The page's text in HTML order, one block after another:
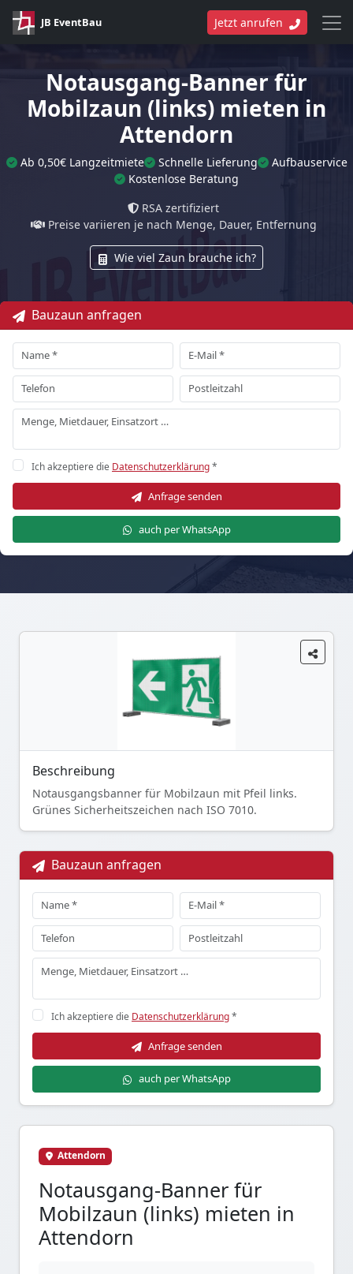
JB EventBau Jetzt anrufen
Notausgang-Banner für
Mobilzaun (links) mieten in
Attendorn
Ab 0,50€ Langzeitmiete Schnelle Lieferung
Aufbauservice
Kostenlose Beratung
RSA zertifiziert
Preise variieren je nach Menge, Dauer, Entfernung
Wie viel Zaun brauche ich?
Bauzaun anfragen
Ich akzeptiere die Datenschutzerklärung*
Anfrage senden
auch per WhatsApp
Beschreibung
Notausgangsbanner für Mobilzaun mit Pfeil links.
Grünes Sicherheitszeichen nach ISO 7010.
Bauzaun anfragen
Ich akzeptiere die Datenschutzerklärung*
Anfrage senden
auch per WhatsApp
Attendorn
Notausgang-Banner für
Mobilzaun (links) mieten in
Attendorn